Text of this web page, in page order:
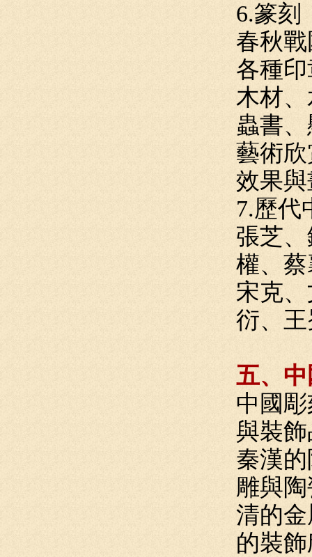
6.篆刻
春秋
各種
木材
蟲書
藝術
效果
7.歷代
張芝
權、
宋克
衍、
五、
中國
與裝
秦漢
雕與
清的
的裝